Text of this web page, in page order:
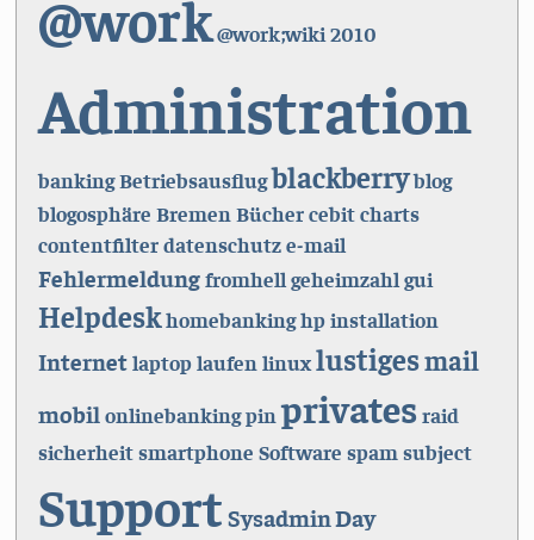
@work@work;wiki 2010
Administration
bankingBetriebsausflugblackberryblog
blogosphäre Bremen Büchercebitcharts
contentfilterdatenschutze-mail
Fehlermeldungfromhell geheimzahl gui
Helpdeskhomebankinghpinstallation
Internetlaptoplaufen linuxlustigesmail
mobilonlinebankingpin privatesraid
sicherheitsmartphone Software spam subject
Support Sysadmin Day